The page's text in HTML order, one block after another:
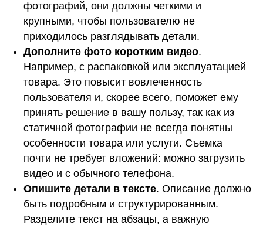
фотографий, они должны четкими и
крупными, чтобы пользователю не
приходилось разглядывать детали.
Дополните фото коротким видео.
Например, с распаковкой или эксплуатацией
товара. Это повысит вовлеченность
пользователя и, скорее всего, поможет ему
принять решение в вашу пользу, так как из
статичной фотографии не всегда понятны
особенности товара или услуги. Съемка
почти не требует вложений: можно загрузить
видео и с обычного телефона.
Опишите детали в тексте. Описание должно
быть подробным и структурированным.
Разделите текст на абзацы, а важную